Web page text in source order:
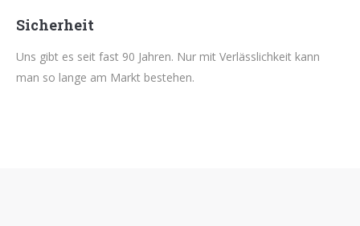
Sicherheit
Uns gibt es seit fast 90 Jahren. Nur mit Verlässlichkeit kann
man so lange am Markt bestehen.